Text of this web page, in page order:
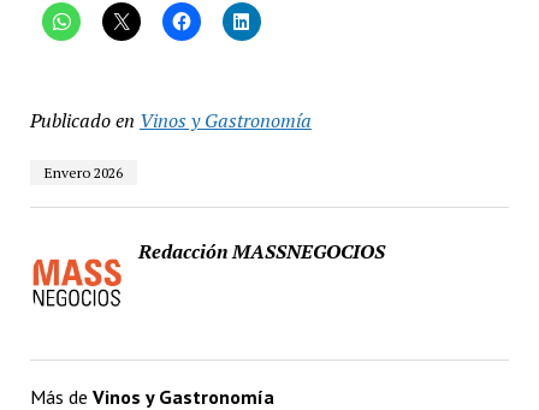
Publicado en Vinos y Gastronomía
Envero 2026
Redacción MASSNEGOCIOS
Más de Vinos y Gastronomía